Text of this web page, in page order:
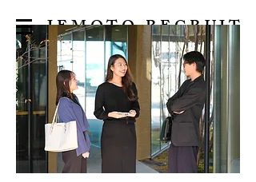
​IEMOTO RECRUIT